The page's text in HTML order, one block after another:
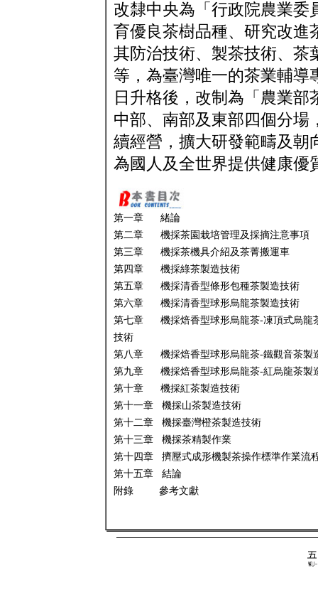
改隸中央為「行政院農業委
育優良茶樹品種、研究改進
其防治技術、製茶技術、茶
等，為臺灣唯一的茶業輔導
日升格後，改制為「農業
中部、南部及東部四個分場
續經營，擴大研發範疇及朝
為國人及全世界提供健康優
第一章 緒論
第二章 機採茶園栽培管理及採摘注意事項
第三章 機採茶機具介紹及茶菁搬運車
第四章 機採綠茶製造技術
第五章 機採清香型條形包種茶製造技術
第六章 機採清香型球形烏龍茶製造技術
第七章 機採焙香型球形烏龍茶-凍頂式烏龍
技術
第八章 機採焙香型球形烏龍茶-鐵觀音茶製
第九章 機採焙香型球形烏龍茶-紅烏龍茶製
第十章 機採紅茶製造技術
第十一章 機採山茶製造技術
第十二章 機採臺灣橙茶製造技術
第十三章 機採茶精製作業
第十四章 擠壓式成形機製茶操作標準作業流
第十五章 結論
附錄 參考文獻